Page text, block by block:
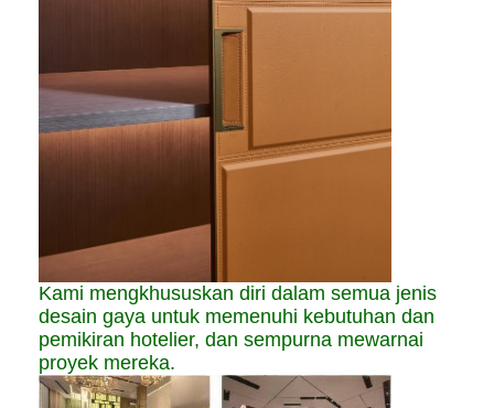
Kami mengkhususkan diri dalam semua jenis
desain gaya untuk memenuhi kebutuhan dan
pemikiran hotelier, dan sempurna mewarnai
proyek mereka.